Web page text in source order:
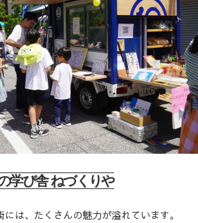
学び舎 ねづくりや
は、たくさんの魅力が溢れています。